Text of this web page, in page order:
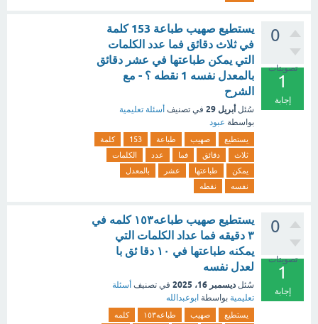
0
تصويتات
1
إجابة
يستطيع صهيب طباعة 153 كلمة
في ثلاث دقائق فما عدد الكلمات
التي يمكن طباعتها في عشر دقائق
بالمعدل نفسه 1 نقطه ؟ - مع
الشرح
سُئل أبريل 29 في تصنيف أسئلة تعليمية
بواسطة عبود
يستطيع صهيب طباعة 153
كلمة
ثلاث
دقائق فما عدد
الكلمات
يمكن
طباعتها عشر
بالمعدل
نفسه
نقطه
0
تصويتات
1
إجابة
يستطيع صهيب طباعه١٥٣ كلمه في
٣ دقيقه فما عداد الكلمات التي
يمكنه طباعتها في ١٠ دقا ئق با
لعدل نفسه
سُئل ديسمبر 16، 2025 في تصنيف أسئلة
تعليمية بواسطة ابوعبدالله
يستطيع صهيب طباعه١٥٣
كلمه